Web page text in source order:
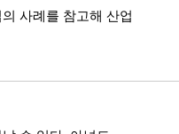
사례를 참고해 산업